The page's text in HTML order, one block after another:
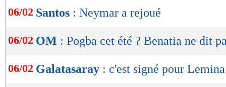
06/02 Santos : Neymar a rejoué
06/02 OM : Pogba cet été ? Benatia ne dit
06/02 Galatasaray : c'est signé pour